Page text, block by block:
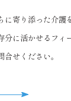
に寄り添った介護
分に活かせるフィ
せください。